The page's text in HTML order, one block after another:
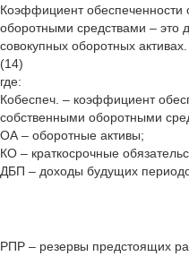
Коэффициент обеспеченности
оборотными средствами – это
совокупных оборотных активах.
(14)
где:
Кобеспеч. – коэффициент
собственными оборотными
ОА – оборотные активы;
КО – краткосрочные
ДБП – доходы будущих
РПР – резервы предстоящих